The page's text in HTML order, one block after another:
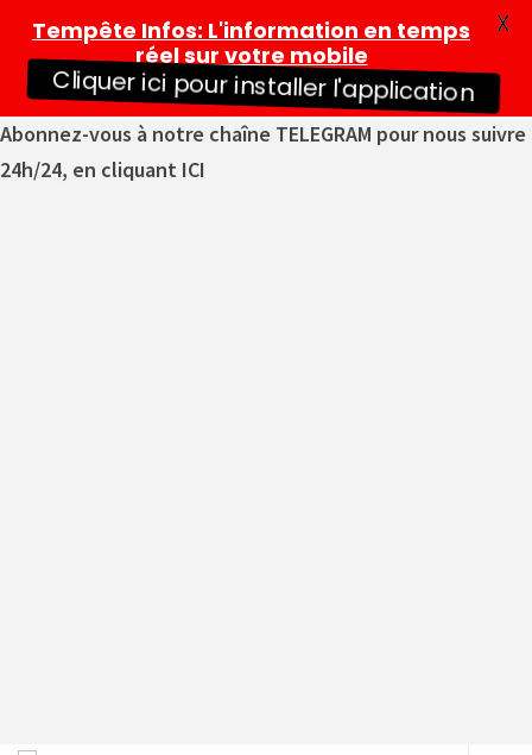
Abonnez-vous à notre chaîne TELEGRAM pour nous suivre
24h/24, en cliquant ICI
Tempête Infos: L'information en temps
réel sur votre mobile
Cliquer ici pour installer l'application
X